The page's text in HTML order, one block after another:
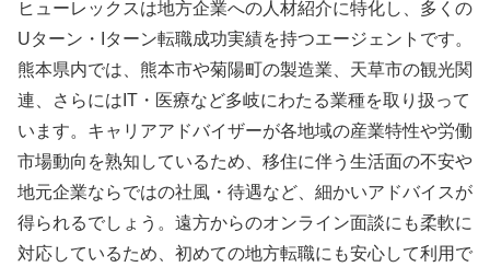
ヒューレックスは地方企業への人材紹介に特化し、多くの
Uターン・Iターン転職成功実績を持つエージェントです。
熊本県内では、熊本市や菊陽町の製造業、天草市の観光関
連、さらにはIT・医療など多岐にわたる業種を取り扱って
います。キャリアアドバイザーが各地域の産業特性や労働
市場動向を熟知しているため、移住に伴う生活面の不安や
地元企業ならではの社風・待遇など、細かいアドバイスが
得られるでしょう。遠方からのオンライン面談にも柔軟に
対応しているため、初めての地方転職にも安心して利用で